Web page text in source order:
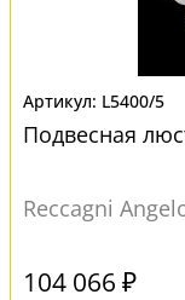
L5400/5
Подвесная
Reccagni
104 066 ₽